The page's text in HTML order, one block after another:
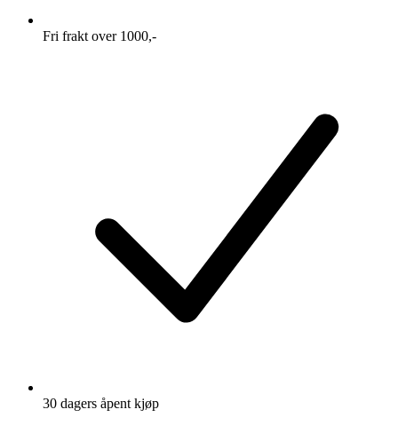
Fri frakt over 1000,-
30 dagers åpent kjøp